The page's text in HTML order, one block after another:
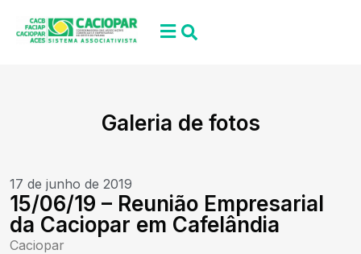
Galeria de fotos
17 de junho de 2019
15/06/19 – Reunião Empresarial
da Caciopar em Cafelândia
Caciopar